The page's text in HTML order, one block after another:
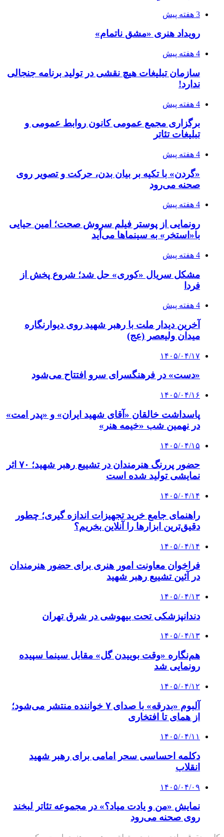
3 هفته پیش
رویداد هنری «مشق ناتمام»
4 هفته پیش
سازمان تبلیغات هیچ نقشی در تولید برنامه جنجالی
ندارد!
4 هفته پیش
برگزاری مجمع عمومی کانون روابط عمومی و
تبلیغات تئاتر
4 هفته پیش
«گردن» با تکیه بر بیان بدن، حرکت و تصویر روی
صحنه می‌رود
4 هفته پیش
رونمایی از پوستر فیلم سروش صحت؛ امین حیایی
با«استخر» به سینماها می‌آید
4 هفته پیش
مشکل سریال «کوری» حل شد؛ شروع پخش از
فردا
4 هفته پیش
آخرین دیدار ملت با رهبر شهید روی دیوارنگاره
میدان ولیعصر (عج)
۱۴۰۵/۰۴/۱۷
«دست» در فرهنگسرای سرو افتتاح می‌شود
۱۴۰۵/۰۴/۱۶
پاسداشت خالقان «آقای شهید ایران» و «پدر امت»
در نهمین شب «خیمه هنر»
۱۴۰۵/۰۴/۱۵
حضور پررنگ هنرمندان در تشییع رهبر شهید؛ ۷۰ اثر
نمایشی تولید شده است
۱۴۰۵/۰۴/۱۴
راهنمای جامع خرید تجهیزات اندازه گیری؛ چطور
دقیق‌ترین ابزارها را آنلاین بخریم؟
۱۴۰۵/۰۴/۱۴
فراخوان معاونت امور هنری برای حضور هنرمندان
در آئین تشییع رهبر شهید
۱۴۰۵/۰۴/۱۳
دندانپزشکی تحت بیهوشی در شرق تهران
۱۴۰۵/۰۴/۱۳
هم‌نگاره «وقت بوییدن گل» مقابل سینما سپیده
رونمایی شد
۱۴۰۵/۰۴/۱۲
آلبوم «بدرقه» با صدای ۷ خواننده منتشر می‌شود؛
از همای تا افتخاری
۱۴۰۵/۰۴/۱۱
دکلمه‌ احساسی سحر امامی برای رهبر شهید
انقلاب
۱۴۰۵/۰۴/۰۹
نمایش «من و یادت میاد؟» در مجموعه تئاتر لبخند
روی صحنه می‌رود